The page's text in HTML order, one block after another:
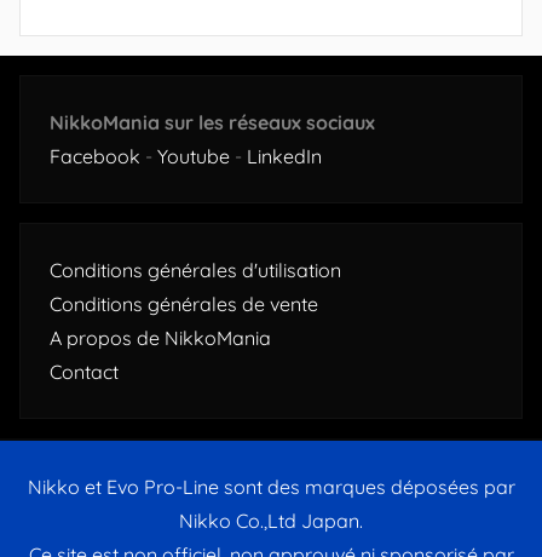
NikkoMania sur les réseaux sociaux
Facebook - Youtube - LinkedIn
Conditions générales d'utilisation
Conditions générales de vente
A propos de NikkoMania
Contact
Nikko et Evo Pro-Line sont des marques déposées par
Nikko Co.,Ltd Japan.